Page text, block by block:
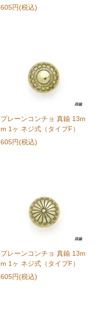
605円(税込)
プレーンコンチョ 真鍮 13m
m 1ヶ ネジ式（タイプF）
605円(税込)
プレーンコンチョ 真鍮 13m
m 1ヶ ネジ式（タイプF）
605円(税込)